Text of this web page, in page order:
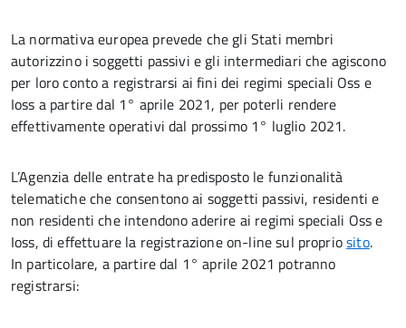
La normativa europea prevede che gli Stati membri
autorizzino i soggetti passivi e gli intermediari che agiscono
per loro conto a registrarsi ai fini dei regimi speciali Oss e
Ioss a partire dal 1° aprile 2021, per poterli rendere
effettivamente operativi dal prossimo 1° luglio 2021.
L’Agenzia delle entrate ha predisposto le funzionalità
telematiche che consentono ai soggetti passivi, residenti e
non residenti che intendono aderire ai regimi speciali Oss e
Ioss, di effettuare la registrazione on-line sul propriosito.
In particolare, a partire dal 1° aprile 2021 potranno
registrarsi: